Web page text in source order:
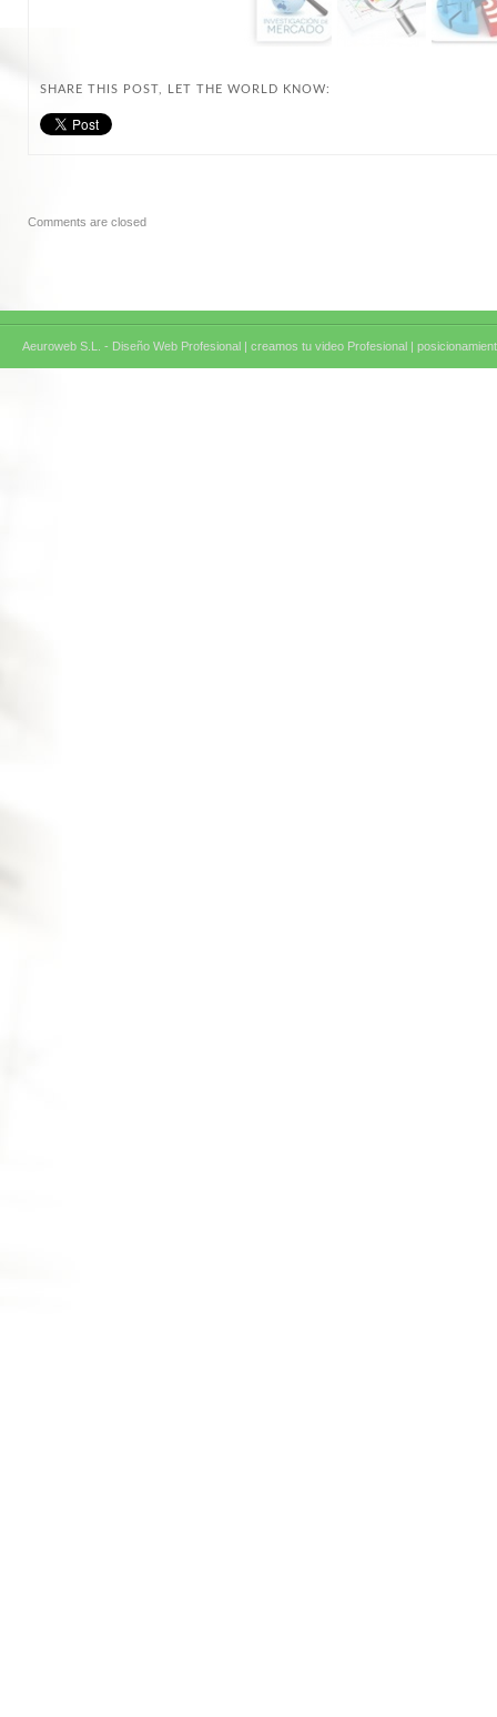
SHARE THIS POST, LET THE WORLD KNOW:
Comments are closed
Aeuroweb S.L. - Diseño Web Profesional | creamos tu video Profesional |